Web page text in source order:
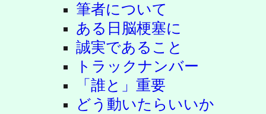
筆者について
ある日脳梗塞に
誠実であること
トラックナンバー
「誰と」重要
どう動いたらいいか